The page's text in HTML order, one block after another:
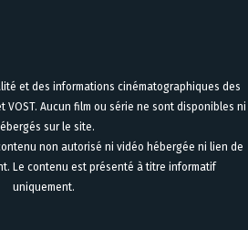
et des informations cinématographiques des
VOST. Aucun film ou série ne sont disponibles ni
sur le site.
non autorisé ni vidéo hébergée ni lien de
Le contenu est présenté à titre informatif
uniquement.